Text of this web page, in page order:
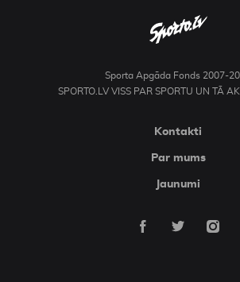
Sporta Apgāda Fonds 2007-
SPORTO.LV VISS PAR SPORTU UN TĀ
Kontakti
Par mums
Jaunumi